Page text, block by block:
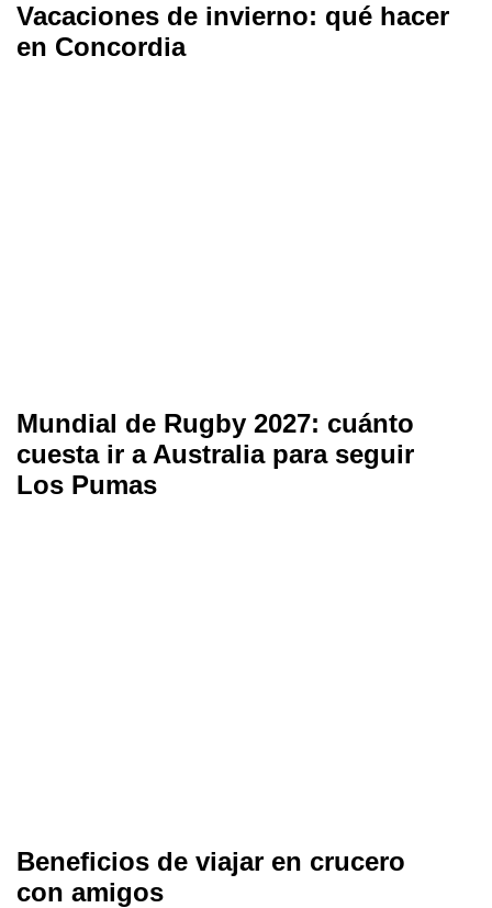
Vacaciones de invierno: qué hacer
en Concordia
Mundial de Rugby 2027: cuánto
cuesta ir a Australia para seguir
Los Pumas
Beneficios de viajar en crucero
con amigos